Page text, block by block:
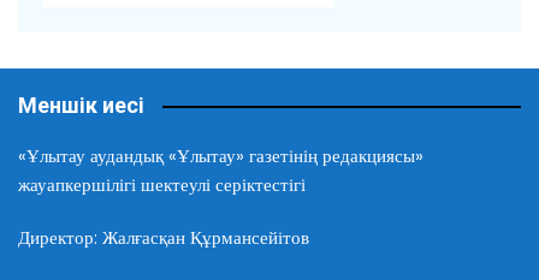
Меншік иесі
«Ұлытау аудандық «Ұлытау» газетінің редакциясы»
жауапкершілігі шектеулі серіктестігі
Директор: Жалғасқан Құрмансейітов